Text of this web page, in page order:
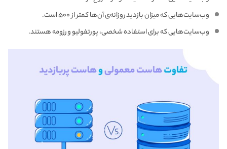
وب‌سایت‌هایی که میزان بازدید روزانه‌ی آن‌ها کمتر از ۵۰۰ است.
وب‌سایت‌هایی که برای استفاده شخصی، پورتفولیو و رزومه هستند.